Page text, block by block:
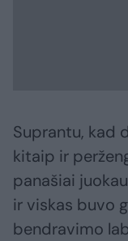
Suprantu, kad
kitaip ir
panašiai
ir viskas buvo
bendravimo